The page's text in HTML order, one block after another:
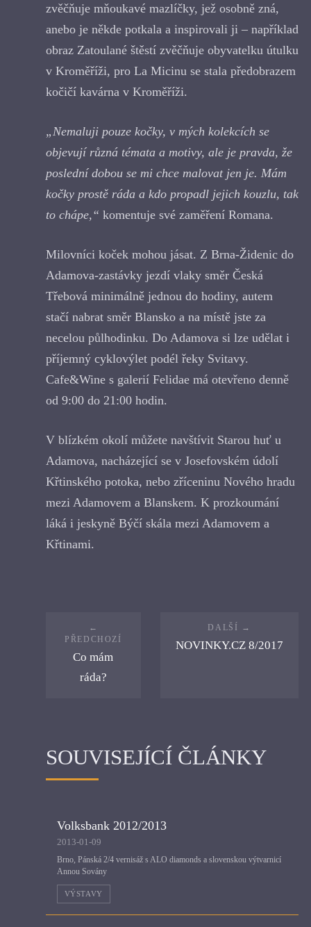
zvěčňuje mňoukavé mazlíčky, jež osobně zná,
anebo je někde potkala a inspirovali ji – například
obraz Zatoulané štěstí zvěčňuje obyvatelku útulku
v Kroměříži, pro La Micinu se stala předobrazem
kočičí kavárna v Kroměříži.
„Nemaluji pouze kočky, v mých kolekcích se
objevují různá témata a motivy, ale je pravda, že
poslední dobou se mi chce malovat jen je. Mám
kočky prostě ráda a kdo propadl jejich kouzlu, tak
to chápe,“ komentuje své zaměření Romana.
Milovníci koček mohou jásat. Z Brna-Židenic do
Adamova-zastávky jezdí vlaky směr Česká
Třebová minimálně jednou do hodiny, autem
stačí nabrat směr Blansko a na místě jste za
necelou půlhodinku. Do Adamova si lze udělat i
příjemný cyklovýlet podél řeky Svitavy.
Cafe&Wine s galerií Felidae má otevřeno denně
od 9:00 do 21:00 hodin.
V blízkém okolí můžete navštívit Starou huť u
Adamova, nacházející se v Josefovském údolí
Křtinského potoka, nebo zříceninu Nového hradu
mezi Adamovem a Blanskem. K prozkoumání
láká i jeskyně Býčí skála mezi Adamovem a
Křtinami.
Co mám
ráda?
NOVINKY.CZ 8/2017
SOUVISEJÍCÍ ČLÁNKY
Volksbank 2012/2013
2013-01-09
Brno, Pánská 2/4 vernisáž s ALO diamonds a slovenskou výtvarnicí
Annou Sovány
VÝSTAVY